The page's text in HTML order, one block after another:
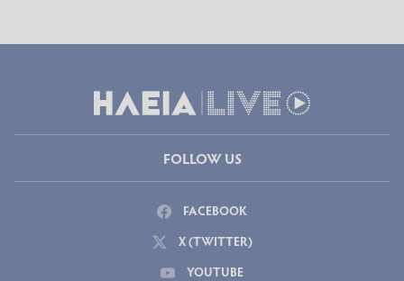
FOLLOW US
FACEBOOK
X (TWITTER)
YOUTUBE